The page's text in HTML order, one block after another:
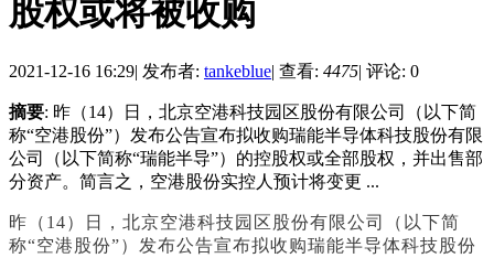
股权或将被收购
2021-12-16 16:29| 发布者: tankeblue| 查看: 4475| 评论: 0
摘要: 昨（14）日，北京空港科技园区股份有限公司（以下简
称“空港股份”）发布公告宣布拟收购瑞能半导体科技股份有限
公司（以下简称“瑞能半导”）的控股权或全部股权，并出售部
分资产。简言之，空港股份实控人预计将变更 ...
昨（14）日，北京空港科技园区股份有限公司（以下简
称“空港股份”）发布公告宣布拟收购瑞能半导体科技股份